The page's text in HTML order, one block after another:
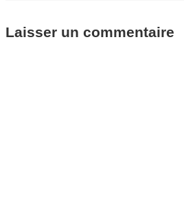
Laisser un commentaire